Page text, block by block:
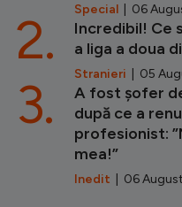
Special | 06
Incredibil! Ce
a liga a doua
Stranieri | 05
2.
A fost șofer
după ce a
profesionist:
mea!”
Inedit | 06
3.